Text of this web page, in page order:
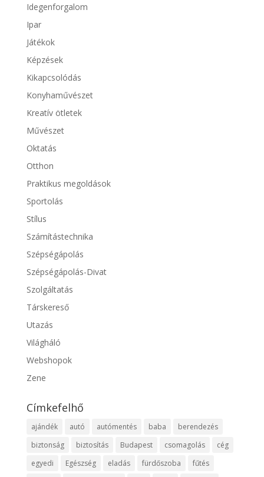
Idegenforgalom
Ipar
Játékok
Képzések
Kikapcsolódás
Konyhaművészet
Kreatív ötletek
Művészet
Oktatás
Otthon
Praktikus megoldások
Sportolás
Stílus
Számítástechnika
Szépségápolás
Szépségápolás-Divat
Szolgáltatás
Társkereső
Utazás
Világháló
Webshopok
Zene
Címkefelhő
ajándék autó autómentés baba
berendezés
biztonság
biztosítás Budapest csomagolás
cég
egyedi
Egészség eladás fürdőszoba
fűtés